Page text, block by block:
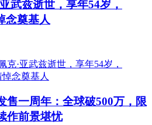
武兹逝世，享年54岁，
念奠基人
售一周年：全球破500万，限
作前景堪忧